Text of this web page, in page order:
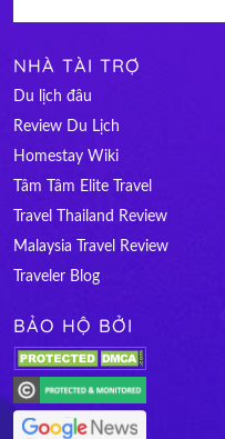
NHÀ TÀI TRỢ
Du lịch đâu
Review Du Lịch
Homestay Wiki
Tâm Tâm Elite Travel
Travel Thailand Review
Malaysia Travel Review
Traveler Blog
BẢO HỘ BỞI